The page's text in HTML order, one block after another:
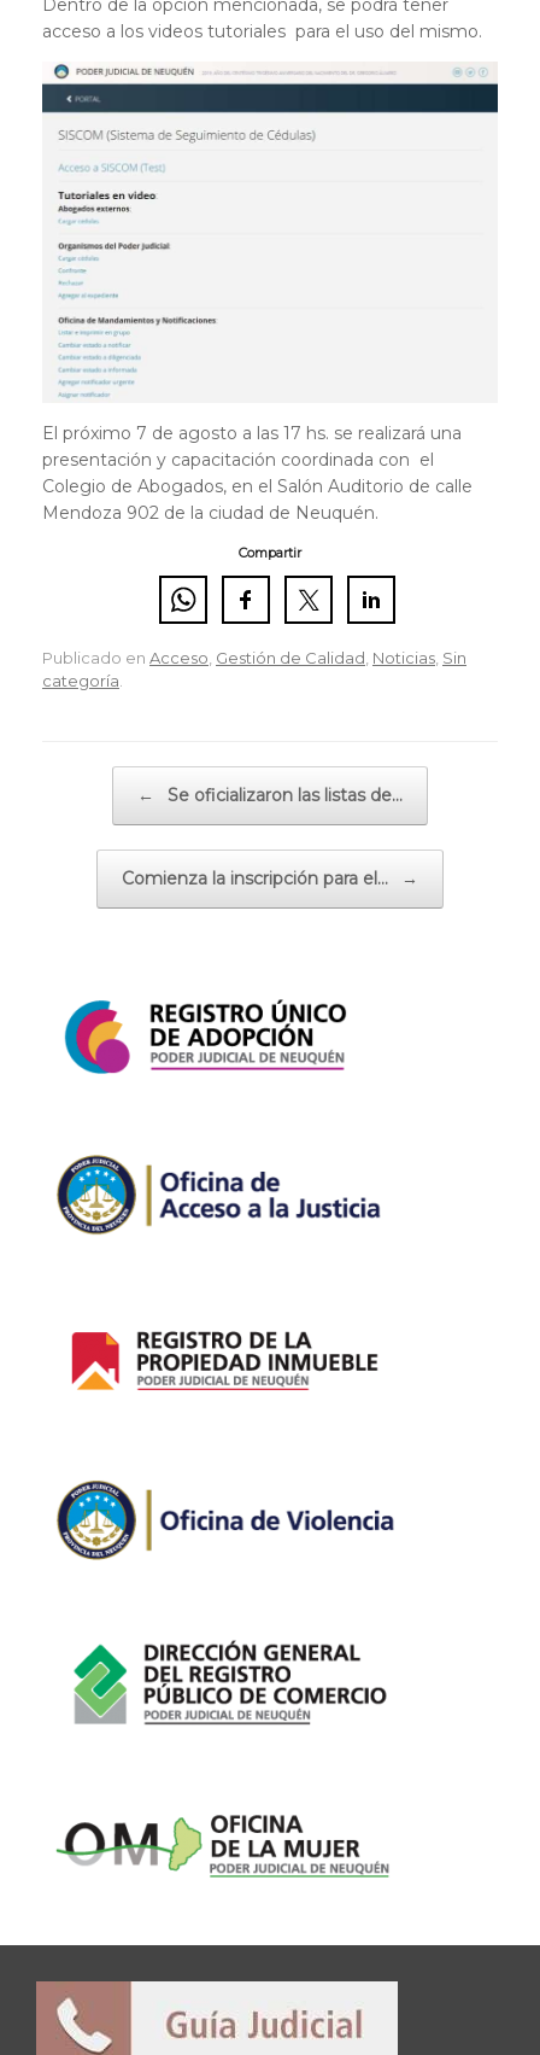
Dentro de la opción mencionada, se podrá tener
acceso a los videos tutoriales para el uso del mismo.
El próximo 7 de agosto a las 17 hs. se realizará una
presentación y capacitación coordinada con el
Colegio de Abogados, en el Salón Auditorio de calle
Mendoza 902 de la ciudad de Neuquén.
Compartir
Publicado en Acceso, Gestión de Calidad, Noticias, Sin
categoría.
← Se oficializaron las listas de…
Comienza la inscripción para el… →